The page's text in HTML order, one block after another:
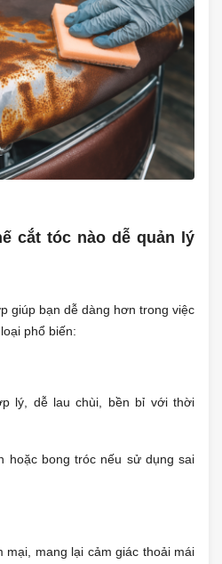
cắt tóc nào dễ quản lý
giúp bạn dễ dàng hơn trong việc
phổ biến:
lý, dễ lau chùi, bền bỉ với thời
hoặc bong tróc nếu sử dụng sai
mại, mang lại cảm giác thoải mái